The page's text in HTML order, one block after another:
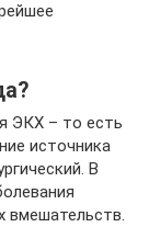
ЭКХ – то есть
источника
В
вмешательств.